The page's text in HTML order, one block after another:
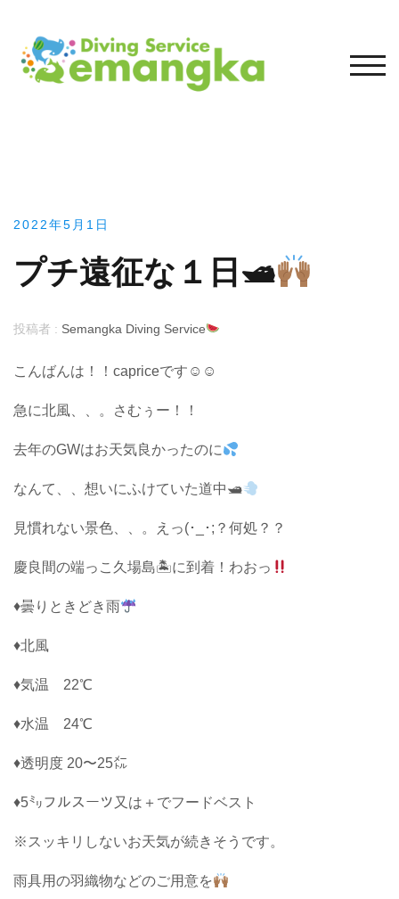
モバ
2022年5月1日
プチ遠征な１日🛥
投稿者 : Semangka Diving Service
こんばんは！！capriceです☺︎☺︎
急に北風、、。さむぅー！！
去年のGWはお天気良かったのに
なんて、、想いにふけていた道中🛥
見慣れない景色、、。えっ(･_･;？何処？？
慶良間の端っこ久場島🏝に到着！わおっ
♦︎曇りときどき雨
♦北風
♦気温 22℃
♦水温 24℃
♦透明度 20〜25㍍
♦5㍉フルスーツ又は＋でフードベスト
※スッキリしないお天気が続きそうです。
雨具用の羽織物などのご用意を